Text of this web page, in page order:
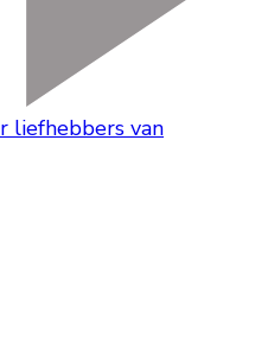
liefhebbers van